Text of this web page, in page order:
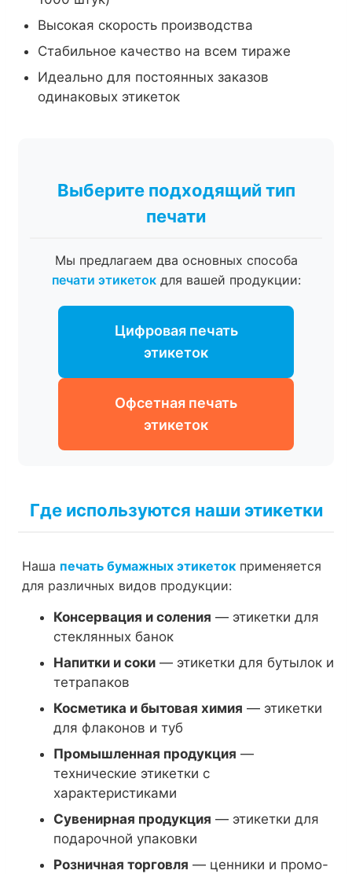
Высокая скорость производства
Стабильное качество на всем тираже
Идеально для постоянных заказов
одинаковых этикеток
Выберите подходящий тип
печати
Мы предлагаем два основных способа
печати этикетокдля вашей продукции:
Цифровая печать
этикеток
Офсетная печать
этикеток
Где используются наши этикетки
Наша печать бумажных этикеток применяется
для различных видов продукции:
Консервация и соления — этикетки для
стеклянных банок
Напитки и соки — этикетки для бутылок и
тетрапаков
Косметика и бытовая химия — этикетки
для флаконов и туб
Промышленная продукция —
технические этикетки с
характеристиками
Сувенирная продукция — этикетки для
подарочной упаковки
Розничная торговля — ценники и промо-